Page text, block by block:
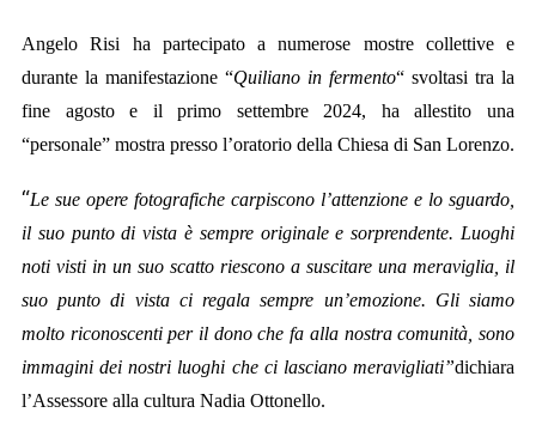
Angelo Risi ha partecipato a numerose mostre collettive e
durante la manifestazione “Quiliano in fermento“ svoltasi tra la
fine agosto e il primo settembre 2024, ha allestito una
“personale” mostra presso l’oratorio della Chiesa di San Lorenzo.
“Le sue opere fotografiche carpiscono l’attenzione e lo sguardo,
il suo punto di vista è sempre originale e sorprendente. Luoghi
noti visti in un suo scatto riescono a suscitare una meraviglia, il
suo punto di vista ci regala sempre un’emozione. Gli siamo
molto riconoscenti per il dono che fa alla nostra comunità, sono
immagini dei nostri luoghi che ci lasciano meravigliati”dichiara
l’Assessore alla cultura Nadia Ottonello.